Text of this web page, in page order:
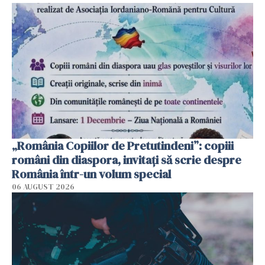
„România Copiilor de Pretutindeni”: copiii
români din diaspora, invitați să scrie despre
România într-un volum special
06 AUGUST 2026